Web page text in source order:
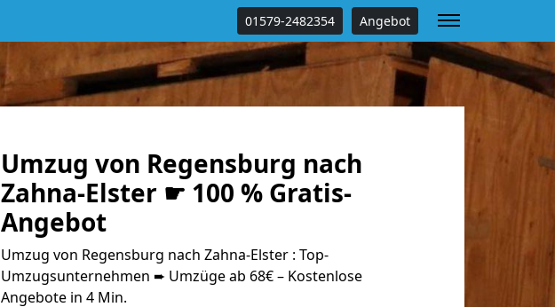
01579-2482354 Angebot
Umzug von Regensburg nach
Zahna-Elster ☛ 100 % Gratis-
Angebot
Umzug von Regensburg nach Zahna-Elster : Top-
Umzugsunternehmen ➨ Umzüge ab 68€ – Kostenlose
Angebote in 4 Min.